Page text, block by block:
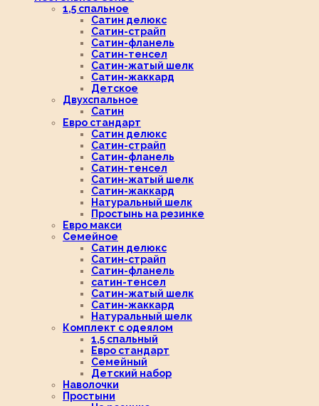
1,5 спальное
Сатин делюкс
Сатин-страйп
Сатин-фланель
Сатин-тенсел
Сатин-жатый шелк
Сатин-жаккард
Детское
Двухспальное
Сатин
Евро стандарт
Сатин делюкс
Сатин-страйп
Сатин-фланель
Сатин-тенсел
Сатин-жатый шелк
Сатин-жаккард
Натуральный шелк
Простынь на резинке
Евро макси
Семейное
Сатин делюкс
Сатин-страйп
Сатин-фланель
сатин-тенсел
Сатин-жатый шелк
Сатин-жаккард
Натуральный шелк
Комплект с одеялом
1,5 спальный
Евро стандарт
Семейный
Детский набор
Наволочки
Простыни